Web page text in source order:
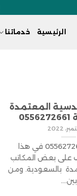
الرئيسية خدماتنا
المعتمدة
اتصل الان 0556272661 في هذا
على بعض المكاتب
بالسعودية. ومن
بين....